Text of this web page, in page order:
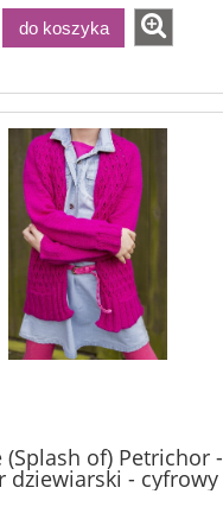
do koszyka
(Splash of) Petrichor -
dziewiarski - cyfrowy